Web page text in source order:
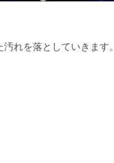
れを落としていきます。